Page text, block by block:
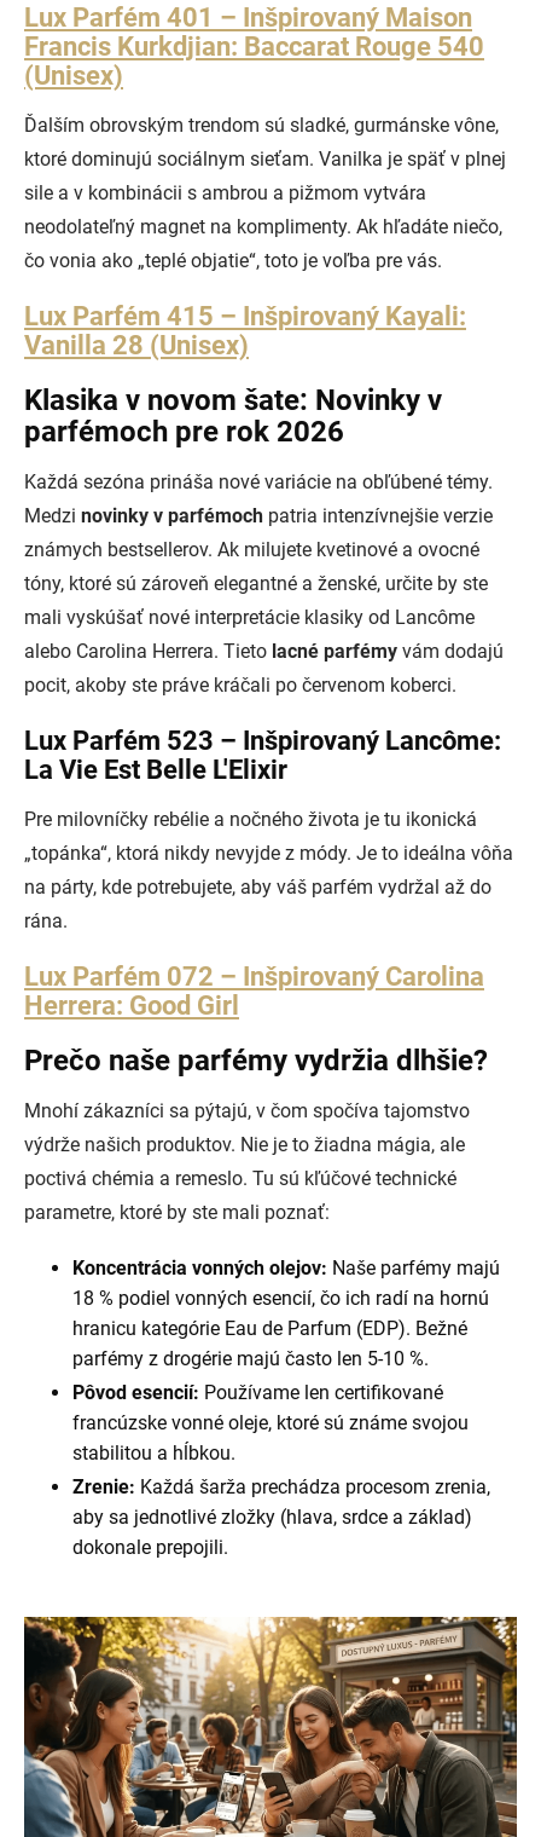
Lux Parfém 401 – Inšpirovaný Maison
Francis Kurkdjian: Baccarat Rouge 540
(Unisex)
Ďalším obrovským trendom sú sladké, gurmánske vône,
ktoré dominujú sociálnym sieťam. Vanilka je späť v plnej
sile a v kombinácii s ambrou a pižmom vytvára
neodolateľný magnet na komplimenty. Ak hľadáte niečo,
čo vonia ako „teplé objatie“, toto je voľba pre vás.
Lux Parfém 415 – Inšpirovaný Kayali:
Vanilla 28 (Unisex)
Klasika v novom šate: Novinky v
parfémoch pre rok 2026
Každá sezóna prináša nové variácie na obľúbené témy.
Medzi novinky v parfémoch patria intenzívnejšie verzie
známych bestsellerov. Ak milujete kvetinové a ovocné
tóny, ktoré sú zároveň elegantné a ženské, určite by ste
mali vyskúšať nové interpretácie klasiky od Lancôme
alebo Carolina Herrera. Tieto lacné parfémy vám dodajú
pocit, akoby ste práve kráčali po červenom koberci.
Lux Parfém 523 – Inšpirovaný Lancôme:
La Vie Est Belle L'Elixir
Pre milovníčky rebélie a nočného života je tu ikonická
„topánka“, ktorá nikdy nevyjde z módy. Je to ideálna vôňa
na párty, kde potrebujete, aby váš parfém vydržal až do
rána.
Lux Parfém 072 – Inšpirovaný Carolina
Herrera: Good Girl
Prečo naše parfémy vydržia dlhšie?
Mnohí zákazníci sa pýtajú, v čom spočíva tajomstvo
výdrže našich produktov. Nie je to žiadna mágia, ale
poctivá chémia a remeslo. Tu sú kľúčové technické
parametre, ktoré by ste mali poznať:
Koncentrácia vonných olejov: Naše parfémy majú
18 % podiel vonných esencií, čo ich radí na hornú
hranicu kategórie Eau de Parfum (EDP). Bežné
parfémy z drogérie majú často len 5-10 %.
Pôvod esencií: Používame len certifikované
francúzske vonné oleje, ktoré sú známe svojou
stabilitou a hĺbkou.
Zrenie: Každá šarža prechádza procesom zrenia,
aby sa jednotlivé zložky (hlava, srdce a základ)
dokonale prepojili.